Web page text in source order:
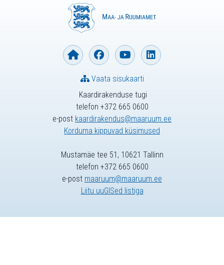
Kaardirakenduse tugi
telefon +372 665 0600
e-post kaardirakendus@maaruum.ee
Korduma kippuvad küsimused
Vaata sisukaarti
Mustamäe tee 51, 10621 Tallinn
telefon +372 665 0600
e-post maaruum@maaruum.ee
Liitu uuGISed listiga